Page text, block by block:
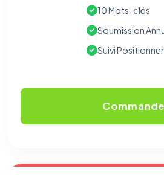
10 Mots-clés
Soumission
Suivi